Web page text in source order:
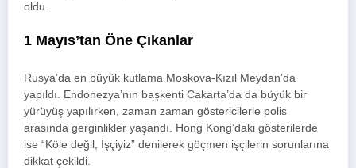
oldu.
1 Mayıs’tan Öne Çıkanlar
Rusya’da en büyük kutlama Moskova-Kızıl Meydan’da
yapıldı. Endonezya’nın başkenti Cakarta’da da büyük bir
yürüyüş yapılırken, zaman zaman göstericilerle polis
arasında gerginlikler yaşandı. Hong Kong’daki gösterilerde
ise “Köle değil, İşçiyiz” denilerek göçmen işçilerin sorunlarına
dikkat çekildi.